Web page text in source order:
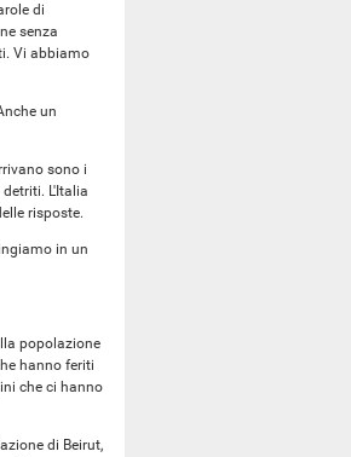
di
senza
Vi abbiamo
un
sono i
L'Italia
risposte.
in un
popolazione
hanno feriti
che ci hanno
di Beirut,